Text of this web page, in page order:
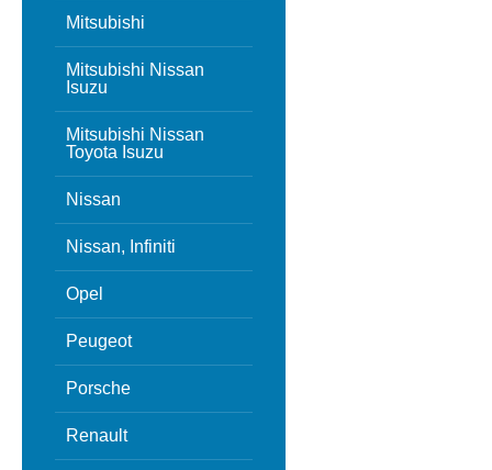
Mitsubishi
Mitsubishi Nissan
Isuzu
Mitsubishi Nissan
Toyota Isuzu
Nissan
Nissan, Infiniti
Opel
Peugeot
Porsche
Renault